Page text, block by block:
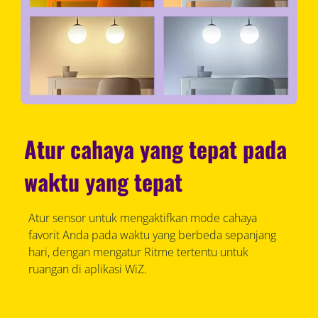
Atur cahaya yang tepat pada
waktu yang tepat
Atur sensor untuk mengaktifkan mode cahaya
favorit Anda pada waktu yang berbeda sepanjang
hari, dengan mengatur Ritme tertentu untuk
ruangan di aplikasi WiZ.